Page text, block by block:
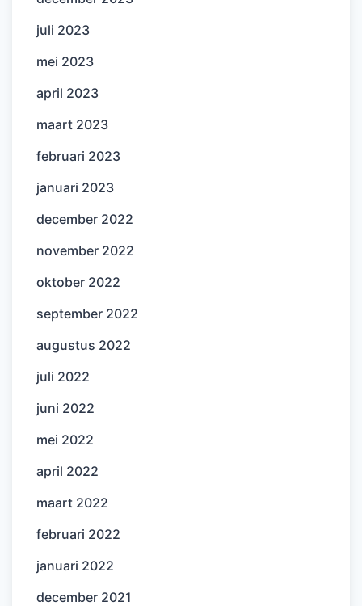
juli 2023
mei 2023
april 2023
maart 2023
februari 2023
januari 2023
december 2022
november 2022
oktober 2022
september 2022
augustus 2022
juli 2022
juni 2022
mei 2022
april 2022
maart 2022
februari 2022
januari 2022
december 2021